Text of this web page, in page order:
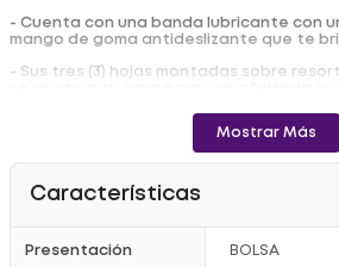
- Cuenta con una banda lubricante con
mango de goma antideslizante que te
- Sus tres (3) hojas montadas sobre
Mostrar Más
Características
Presentación BOLSA